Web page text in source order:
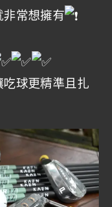
非常想擁有
球更精準且扎